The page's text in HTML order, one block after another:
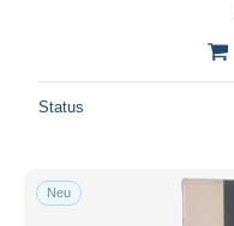
Status
Neu